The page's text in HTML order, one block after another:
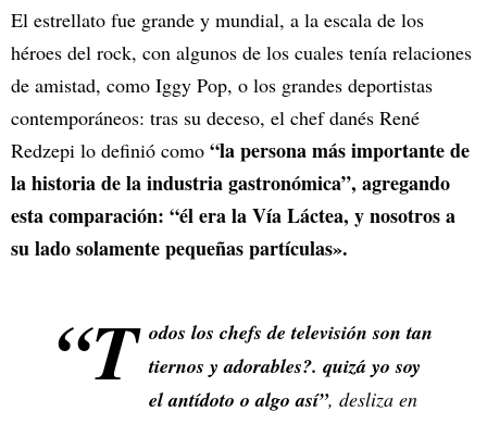
El estrellato fue grande y mundial, a la escala de los
héroes del rock, con algunos de los cuales tenía relaciones
de amistad, como Iggy Pop, o los grandes deportistas
contemporáneos: tras su deceso, el chef danés René
Redzepi lo definió como “la persona más importante de
la historia de la industria gastronómica”, agregando
esta comparación: “él era la Vía Láctea, y nosotros a
su lado solamente pequeñas partículas».
“T odos los chefs de televisión son tan
tiernos y adorables?. quizá yo soy
el antídoto o algo así”, desliza en